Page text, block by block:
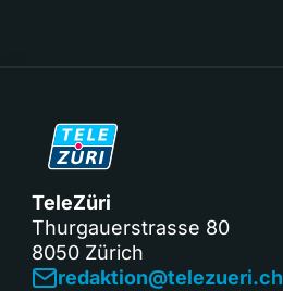
TeleZüri
Thurgauerstrasse 80
8050 Zürich
redaktion@telezueri.ch